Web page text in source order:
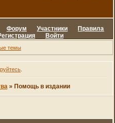
Форум Участники
Правила
Войти
темы
.
» Помощь в издании